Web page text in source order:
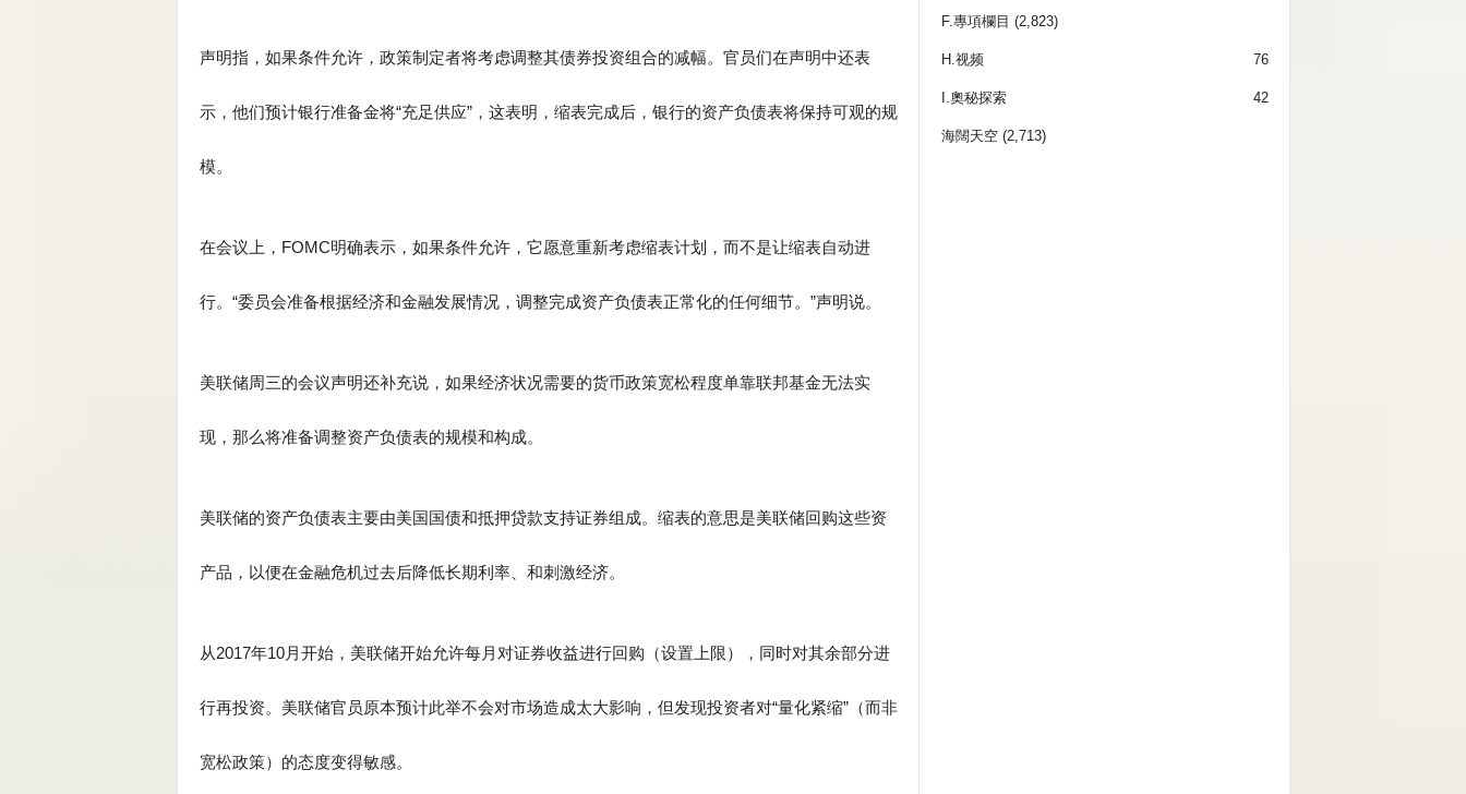
声明指，如果条件允许，政策制定者将考虑调整其债券投资组合的减幅。官员们在声明中还表
示，他们预计银行准备金将“充足供应”，这表明，缩表完成后，银行的资产负债表将保持可观的规
模。
在会议上，FOMC明确表示，如果条件允许，它愿意重新考虑缩表计划，而不是让缩表自动进
行。“委员会准备根据经济和金融发展情况，调整完成资产负债表正常化的任何细节。”声明说。
美联储周三的会议声明还补充说，如果经济状况需要的货币政策宽松程度单靠联邦基金无法实
现，那么将准备调整资产负债表的规模和构成。
美联储的资产负债表主要由美国国债和抵押贷款支持证券组成。缩表的意思是美联储回购这些资
产品，以便在金融危机过去后降低长期利率、和刺激经济。
从2017年10月开始，美联储开始允许每月对证券收益进行回购（设置上限），同时对其余部分进
行再投资。美联储官员原本预计此举不会对市场造成太大影响，但发现投资者对“量化紧缩”（而非
宽松政策）的态度变得敏感。
F.專項欄目 (2,823)
H.视频 76
I.奧秘探索 42
海闊天空(2,713)